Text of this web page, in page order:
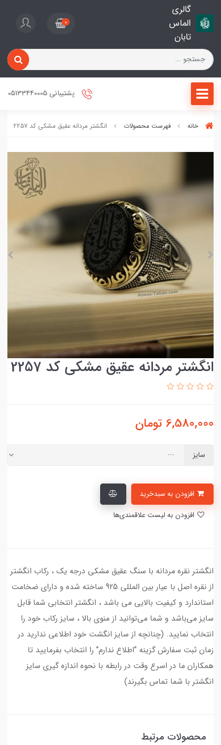
گالری
الماس
تابان
0
پشتیبانی 05133440005
خانه فهرست محصولات انگشتر مردانه عقیق مشکی کد 2257
انگشتر مردانه عقیق مشکی کد 2257
6,580,000 تومان
سایز
انگشتر نقره مردانه با سنگ عقیق مشکی درجه یک ، رکاب انگشتر
از نقره اصل با عیار بین المللی 925 ساخته شده و دارای ضخامت
استاندارد و کیفیت بالایی می‌ باشد ، انگشتر انتخابی شما قابل
سایز می‌باشد و شما می‌توانید از منوی بالا ، سایز رکاب خود را
انتخاب نمایید. (چنانچه از سایز انگشت خود اطلاعی ندارید در
زمان ثبت سفارش گزینه "اطلاع ندارم" را انتخاب بفرمایید تا
همکاران ما در اسرع وقت در رابطه با نحوه اندازه گیری سایز
انگشتر با شما تماس بگیرند)
محصولات مرتبط